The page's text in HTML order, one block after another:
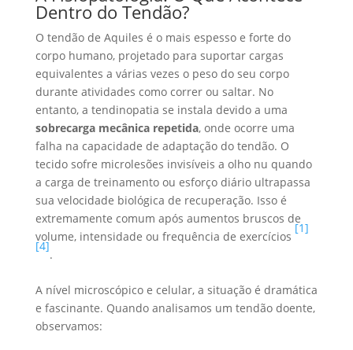
Dentro do Tendão?
O tendão de Aquiles é o mais espesso e forte do
corpo humano, projetado para suportar cargas
equivalentes a várias vezes o peso do seu corpo
durante atividades como correr ou saltar. No
entanto, a tendinopatia se instala devido a uma
sobrecarga mecânica repetida, onde ocorre uma
falha na capacidade de adaptação do tendão. O
tecido sofre microlesões invisíveis a olho nu quando
a carga de treinamento ou esforço diário ultrapassa
sua velocidade biológica de recuperação. Isso é
extremamente comum após aumentos bruscos de
volume, intensidade ou frequência de exercícios
[1]
[4]
.
A nível microscópico e celular, a situação é dramática
e fascinante. Quando analisamos um tendão doente,
observamos: